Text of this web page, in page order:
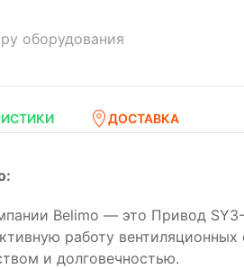
оборудования
ДОСТАВКА
Belimo — это Привод
работу
и долговечностью.